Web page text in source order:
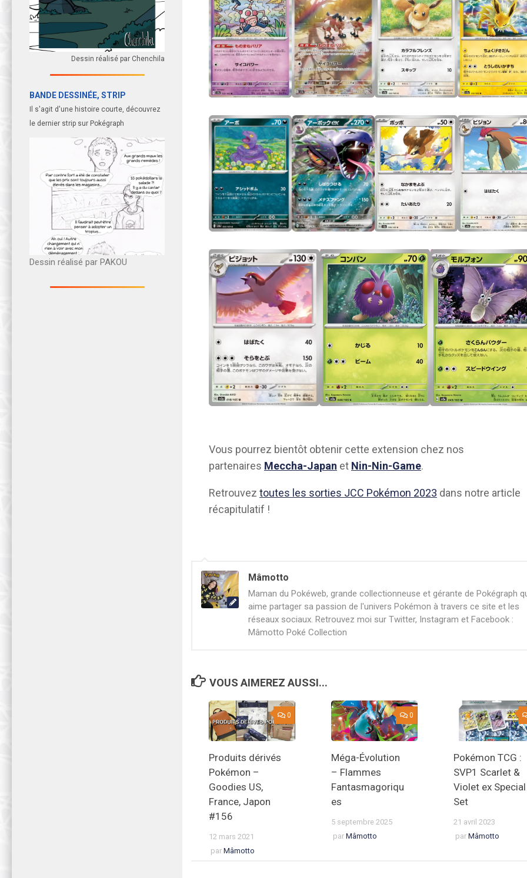
Vous pourrez bientôt obtenir cette extension chez nos
partenaires Meccha-Japan et Nin-Nin-Game.
Retrouvez toutes les sorties JCC Pokémon 2023 dans notre article
récapitulatif !
Mâmotto
Maman du Pokéweb, grande collectionneuse et gérante de Pokégraph
aime partager sa passion de l'univers Pokémon à travers ce site et les
réseaux sociaux. Retrouvez moi sur Twitter, Instagram et Facebook :
Mâmotto Poké Collection
VOUS AIMEREZ AUSSI...
0
Produits dérivés
Pokémon –
Goodies US,
France, Japon
#156
12 mars 2021
par Mâmotto
0
Méga-Évolution
– Flammes
Fantasmagoriqu
es
5 septembre 2025
par Mâmotto
Pokémon TCG :
SVP1 Scarlet &
Violet ex Special
Set
21 avril 2023
par Mâmotto
Dessin réalisé par Chenchila
BANDE DESSINÉE, STRIP
Il s'agit d'une histoire courte, découvrez
le dernier strip sur Pokégraph
Dessin réalisé par PAKOU